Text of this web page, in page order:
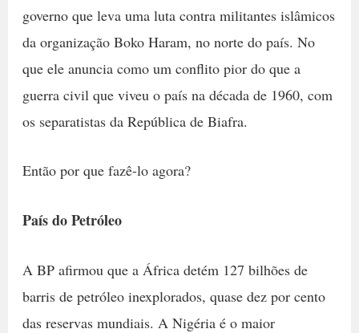
governo que leva uma luta contra militantes islâmicos
da organização Boko Haram, no norte do país. No
que ele anuncia como um conflito pior do que a
guerra civil que viveu o país na década de 1960, com
os separatistas da República de Biafra.
Então por que fazê-lo agora?
País do Petróleo
A BP afirmou que a África detém 127 bilhões de
barris de petróleo inexplorados, quase dez por cento
das reservas mundiais. A Nigéria é o maior